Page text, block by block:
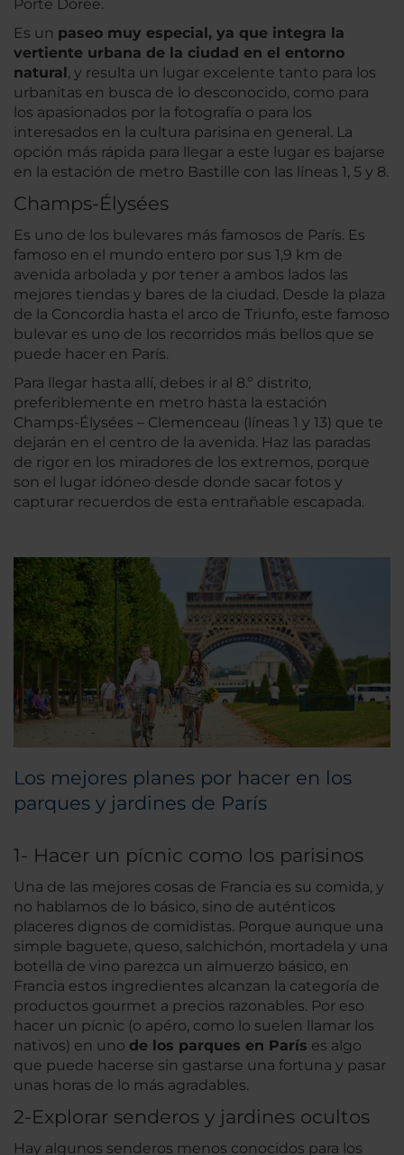
Porte Dorée.
Es un paseo muy especial, ya que integra la
vertiente urbana de la ciudad en el entorno
natural, y resulta un lugar excelente tanto para los
urbanitas en busca de lo desconocido, como para
los apasionados por la fotografía o para los
interesados en la cultura parisina en general. La
opción más rápida para llegar a este lugar es bajarse
en la estación de metro Bastille con las líneas 1, 5 y 8.
Champs-Élysées
Es uno de los bulevares más famosos de París. Es
famoso en el mundo entero por sus 1,9 km de
avenida arbolada y por tener a ambos lados las
mejores tiendas y bares de la ciudad. Desde la plaza
de la Concordia hasta el arco de Triunfo, este famoso
bulevar es uno de los recorridos más bellos que se
puede hacer en París.
Para llegar hasta allí, debes ir al 8.º distrito,
preferiblemente en metro hasta la estación
Champs-Élysées – Clemenceau (líneas 1 y 13) que te
dejarán en el centro de la avenida. Haz las paradas
de rigor en los miradores de los extremos, porque
son el lugar idóneo desde donde sacar fotos y
capturar recuerdos de esta entrañable escapada.
Los mejores planes por hacer en los
parques y jardines de París
1- Hacer un pícnic como los parisinos
Una de las mejores cosas de Francia es su comida, y
no hablamos de lo básico, sino de auténticos
placeres dignos de comidistas. Porque aunque una
simple baguete, queso, salchichón, mortadela y una
botella de vino parezca un almuerzo básico, en
Francia estos ingredientes alcanzan la categoría de
productos gourmet a precios razonables. Por eso
hacer un pícnic (o apéro, como lo suelen llamar los
nativos) en uno de los parques en París es algo
que puede hacerse sin gastarse una fortuna y pasar
unas horas de lo más agradables.
2-Explorar senderos y jardines ocultos
Hay algunos senderos menos conocidos para los